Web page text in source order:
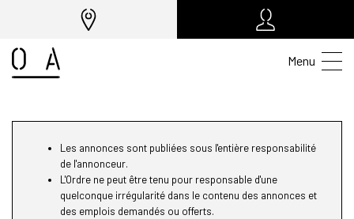
Menu
Les annonces sont publiées sous l'entière responsabilité
de l'annonceur.
L'Ordre ne peut être tenu pour responsable d'une
quelconque irrégularité dans le contenu des annonces et
des emplois demandés ou offerts.